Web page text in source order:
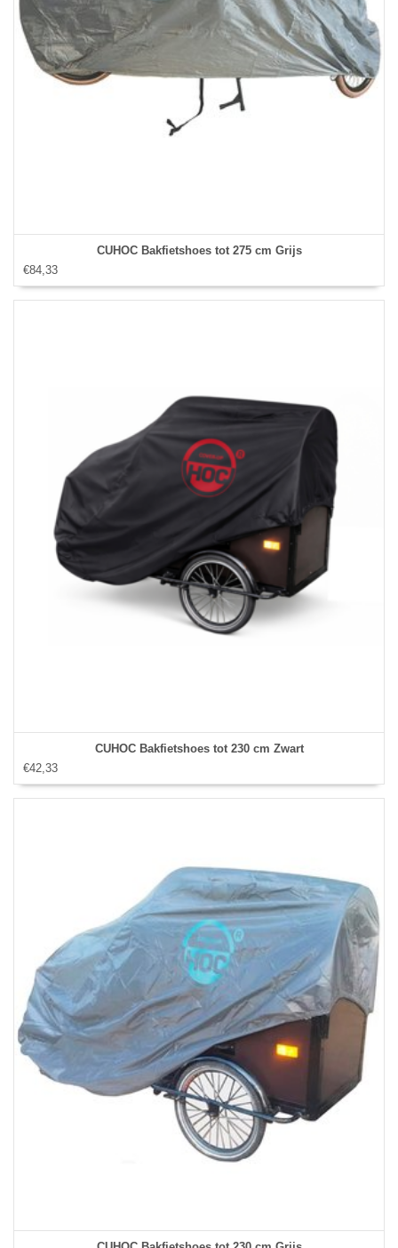
CUHOC Bakfietshoes tot 275 cm Grijs
€84,33
CUHOC Bakfietshoes tot 230 cm Zwart
€42,33